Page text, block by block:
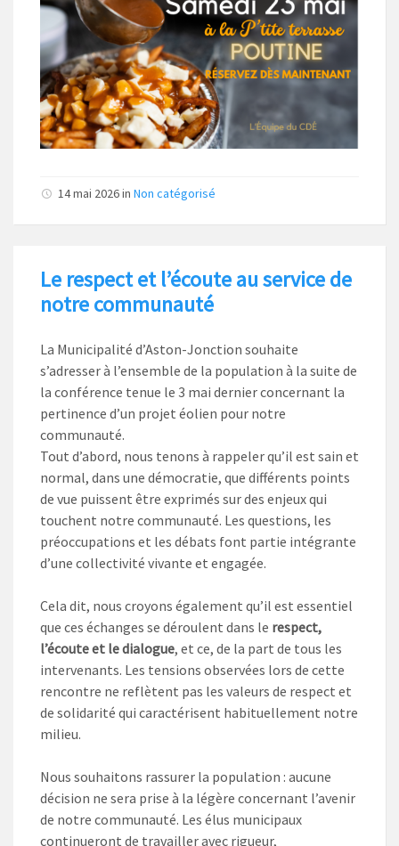
14 mai 2026in Non catégorisé
Le respect et l’écoute au service de
notre communauté
La Municipalité d’Aston-Jonction souhaite
s’adresser à l’ensemble de la population à la suite de
la conférence tenue le 3 mai dernier concernant la
pertinence d’un projet éolien pour notre
communauté.
Tout d’abord, nous tenons à rappeler qu’il est sain et
normal, dans une démocratie, que différents points
de vue puissent être exprimés sur des enjeux qui
touchent notre communauté. Les questions, les
préoccupations et les débats font partie intégrante
d’une collectivité vivante et engagée.
Cela dit, nous croyons également qu’il est essentiel
que ces échanges se déroulent dans le respect,
l’écoute et le dialogue, et ce, de la part de tous les
intervenants. Les tensions observées lors de cette
rencontre ne reflètent pas les valeurs de respect et
de solidarité qui caractérisent habituellement notre
milieu.
Nous souhaitons rassurer la population : aucune
décision ne sera prise à la légère concernant l’avenir
de notre communauté. Les élus municipaux
continueront de travailler avec rigueur,